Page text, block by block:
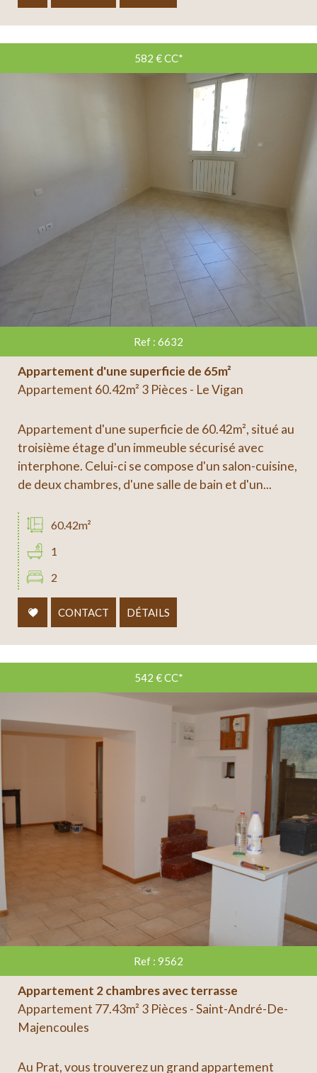
582 €CC*
Ref : 6632
Appartement d'une superficie de 65m²
Appartement 60.42m² 3 Pièces - Le Vigan
Appartement d'une superficie de 60.42m², situé au
troisième étage d'un immeuble sécurisé avec
interphone. Celui-ci se compose d'un salon-cuisine,
de deux chambres, d'une salle de bain et d'un...
60.42m²
1
2
CONTACT DÉTAILS
542 €CC*
Ref : 9562
Appartement 2 chambres avec terrasse
Appartement 77.43m² 3 Pièces - Saint-André-De-
Majencoules
Au Prat, vous trouverez un grand appartement